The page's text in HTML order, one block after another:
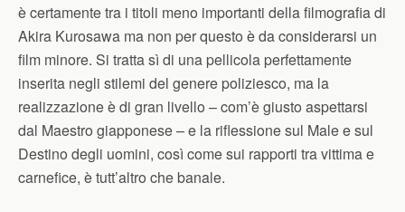
è certamente tra i titoli meno importanti della filmografia di
Akira Kurosawa ma non per questo è da considerarsi un
film minore. Si tratta sì di una pellicola perfettamente
inserita negli stilemi del genere poliziesco, ma la
realizzazione è di gran livello – com’è giusto aspettarsi
dal Maestro giapponese – e la riflessione sul Male e sul
Destino degli uomini, così come sui rapporti tra vittima e
carnefice, è tutt’altro che banale.